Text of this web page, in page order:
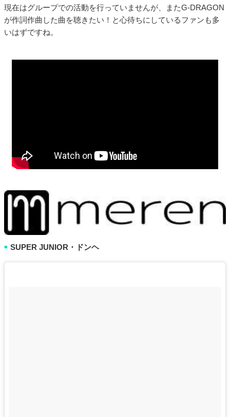
現在はグループでの活動を行っていませんが、またG-DRAGON
が作詞作曲した曲を聴きたい！と心待ちにしているファンも多
いはずですね。
■ SUPER JUNIOR・ドンヘ